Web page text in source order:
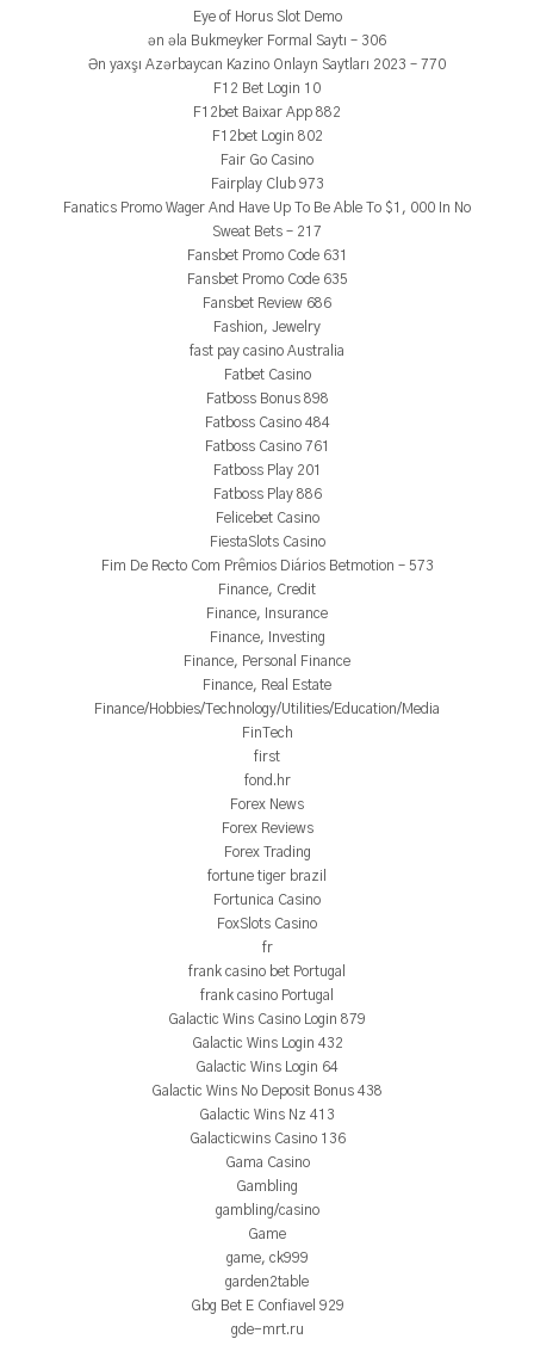
Eye of Horus Slot Demo
ən əla Bukmeyker Formal Saytı – 306
Ən yaxşı Azərbaycan Kazino Onlayn Saytları 2023 – 770
F12 Bet Login 10
F12bet Baixar App 882
F12bet Login 802
Fair Go Casino
Fairplay Club 973
Fanatics Promo Wager And Have Up To Be Able To $1, 000 In No
Sweat Bets – 217
Fansbet Promo Code 631
Fansbet Promo Code 635
Fansbet Review 686
Fashion, Jewelry
fast pay casino Australia
Fatbet Casino
Fatboss Bonus 898
Fatboss Casino 484
Fatboss Casino 761
Fatboss Play 201
Fatboss Play 886
Felicebet Casino
FiestaSlots Casino
Fim De Recto Com Prêmios Diários Betmotion – 573
Finance, Credit
Finance, Insurance
Finance, Investing
Finance, Personal Finance
Finance, Real Estate
Finance/Hobbies/Technology/Utilities/Education/Media
FinTech
first
fond.hr
Forex News
Forex Reviews
Forex Trading
fortune tiger brazil
Fortunica Casino
FoxSlots Casino
fr
frank casino bet Portugal
frank casino Portugal
Galactic Wins Casino Login 879
Galactic Wins Login 432
Galactic Wins Login 64
Galactic Wins No Deposit Bonus 438
Galactic Wins Nz 413
Galacticwins Casino 136
Gama Casino
Gambling
gambling/casino
Game
game, ck999
garden2table
Gbg Bet E Confiavel 929
gde-mrt.ru